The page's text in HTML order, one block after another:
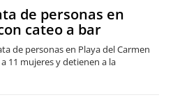
de personas en
cateo a bar
de personas en Playa del Carmen
11 mujeres y detienen a la